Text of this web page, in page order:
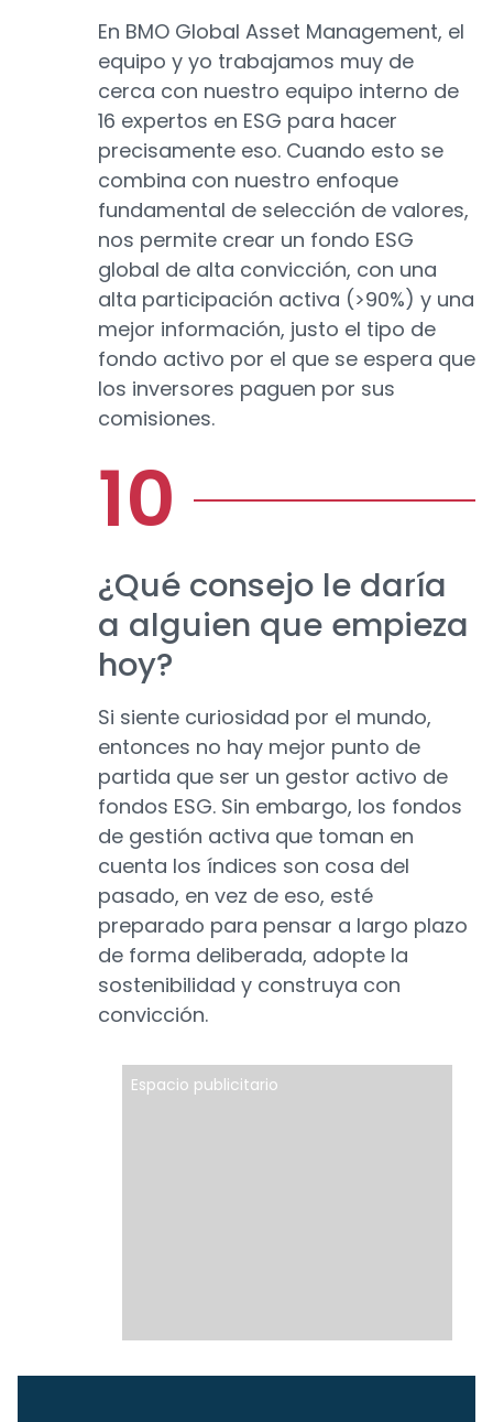
En BMO Global Asset Management, el
equipo y yo trabajamos muy de
cerca con nuestro equipo interno de
16 expertos en ESG para hacer
precisamente eso. Cuando esto se
combina con nuestro enfoque
fundamental de selección de valores,
nos permite crear un fondo ESG
global de alta convicción, con una
alta participación activa (>90%) y una
mejor información, justo el tipo de
fondo activo por el que se espera que
los inversores paguen por sus
comisiones.
¿Qué consejo le daría
a alguien que empieza
hoy?
Si siente curiosidad por el mundo,
entonces no hay mejor punto de
partida que ser un gestor activo de
fondos ESG. Sin embargo, los fondos
de gestión activa que toman en
cuenta los índices son cosa del
pasado, en vez de eso, esté
preparado para pensar a largo plazo
de forma deliberada, adopte la
sostenibilidad y construya con
convicción.
Espacio publicitario